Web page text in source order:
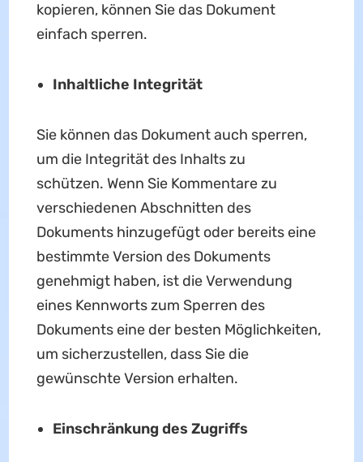
kopieren, können Sie das Dokument
einfach sperren.
Inhaltliche Integrität
Sie können das Dokument auch sperren,
um die Integrität des Inhalts zu
schützen. Wenn Sie Kommentare zu
verschiedenen Abschnitten des
Dokuments hinzugefügt oder bereits eine
bestimmte Version des Dokuments
genehmigt haben, ist die Verwendung
eines Kennworts zum Sperren des
Dokuments eine der besten Möglichkeiten,
um sicherzustellen, dass Sie die
gewünschte Version erhalten.
Einschränkung des Zugriffs